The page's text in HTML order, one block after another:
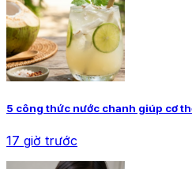
5 công thức nước chanh giúp cơ
17 giờ trước